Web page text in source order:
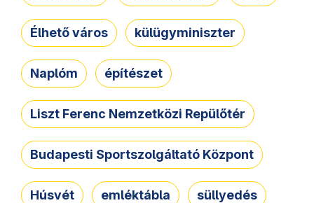
Élhető város külügyminiszter
Naplóm építészet
Liszt Ferenc Nemzetközi Repülőtér
Budapesti Sportszolgáltató Központ
Húsvét emléktábla süllyedés